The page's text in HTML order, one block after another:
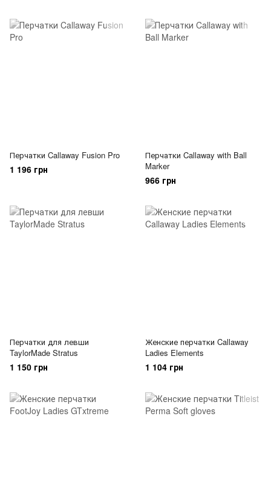
Перчатки Callaway Fusion Pro
1 196 грн
Перчатки Callaway with Ball
Marker
966 грн
Перчатки для левши
TaylorMade Stratus
1 150 грн
Женские перчатки Callaway
Ladies Elements
1 104 грн